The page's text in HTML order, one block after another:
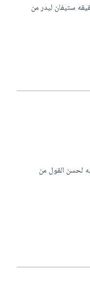
خليل بن إيبك الصفدي (توفي سنة 764ه)، وأشرف على تحقيقه ستيفان ليدر من
لحسن القول من